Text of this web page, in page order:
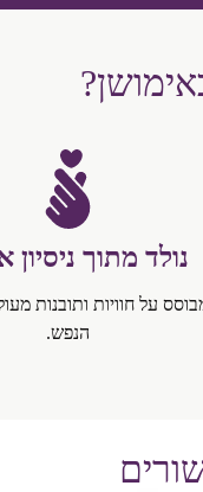
נולד מתוך ניסיון
על חוויות ותובנות
הנפש.